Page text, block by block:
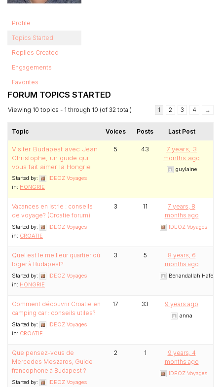
Profile
Topics Started
Replies Created
Engagements
Favorites
FORUM TOPICS STARTED
Viewing 10 topics - 1 through 10 (of 32 total) 1 2 3 4 →
Topic Voices Posts Last Post
Visiter Budapest avec Jean
Christophe, un guide qui
vous fait aimer la Hongrie
Started by:
IDEOZ Voyages
in: HONGRIE
5 43
7 years, 3
months ago
guylaine
Vacances en Istrie : conseils
de voyage? (Croatie forum)
Started by:
IDEOZ Voyages
in: CROATIE
3 11
7 years, 8
months ago
IDEOZ Voyages
Quel est le meilleur quartier où
loger à Budapest?
Started by:
IDEOZ Voyages
in: HONGRIE
3 5
8 years, 6
months ago
Benandallah Hafed
Comment découvrir Croatie en
camping car : conseils utiles?
Started by:
IDEOZ Voyages
in: CROATIE
17 33 9 years ago
anna
Que pensez-vous de
Mercedes Meszaros, Guide
francophone à Budapest ?
Started by:
IDEOZ Voyages
2 1
9 years, 4
months ago
IDEOZ Voyages